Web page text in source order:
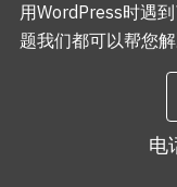
用WordPress时遇
题我们都可以帮您解
电